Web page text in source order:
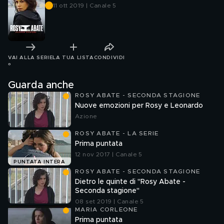
11 ott 2019 | Canale 5
VAI ALLA SERIE LA TUA LISTA CONDIVIDI
°
Guarda anche
ROSY ABATE - SECONDA STAGIONE
Nuove emozioni per Rosy e Leonardo
Azione
PUNTATA INTERA
ROSY ABATE - LA SERIE
Prima puntata
12 nov 2017 | Canale 5
ROSY ABATE - SECONDA STAGIONE
Dietro le quinte di "Rosy Abate -
Seconda stagione"
08 set 2019 | Canale 5
MARIA CORLEONE
Prima puntata